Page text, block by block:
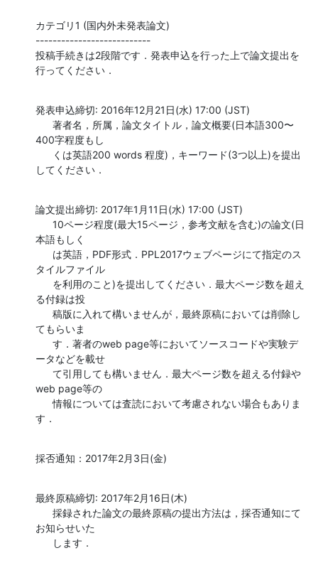
カテゴリ1 (国内外未発表論文)
---------------------------
投稿手続きは2段階です．発表申込を行った上で論文提出を
行ってください．
発表申込締切: 2016年12月21日(水) 17:00 (JST)
400字程度もし
してください．
論文提出締切: 2017年1月11日(水) 17:00 (JST)
本語もしく
タイルファイル
る付録は投
てもらいま
ータなどを載せ
web page等の
      情報については査読において考慮されない場合もありま
す．
採否通知：2017年2月3日(金)
最終原稿締切: 2017年2月16日(木)
お知らせいた
      します．